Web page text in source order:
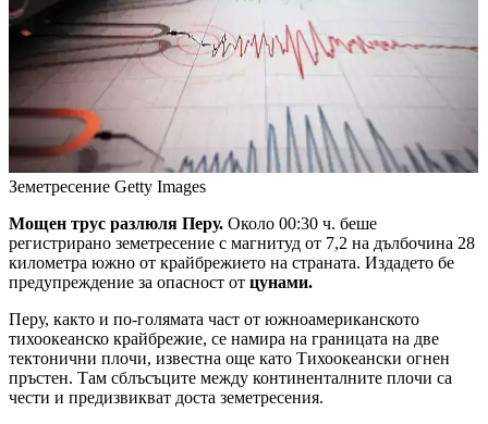
Земетресение Getty Images
Мощен трус разлюля Перу. Около 00:30 ч. беше
регистрирано земетресение с магнитуд от 7,2 на дълбочина 28
километра южно от крайбрежието на страната. Издадето бе
предупреждение за опасност от цунами.
Перу, както и по-голямата част от южноамериканското
тихоокеанско крайбрежие, се намира на границата на две
тектонични плочи, известна още като Тихоокеански огнен
пръстен. Там сблъсъците между континенталните плочи са
чести и предизвикват доста земетресения.